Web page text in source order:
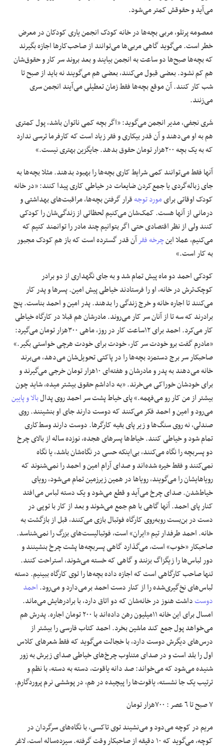
می‌آید و حقوقش کمتر می‌شود.
معصومه پرنلو، مربی بچه‌ها در خانه کودک انجمن یاری کودکان در معرض
خطر است. می‌گوید گاهی مربی‌ها می‌توانند از صاحب‌کارها اجازه بگیرند
که بچه‌ها صبح‌ها دو ساعت به انجمن بیایند و بعد بروند سر کار و حقوق‌شان
هم کم نشود. بعضی‌ قبول‌ می‌کنند، بعضی هم می‌گویند نه باید از صبح تا
شب کار کنند. آن موقع بچه‌ها فقط زمان تعطیلی می‌آیند انجمن سری
می‌زنند.
شَری نجفی، مدیر انجمن می‌گوید: «اگر بچه کمی ناتوان باشد، پول کمتری
هم به او می‌دهند و آن‌ قدر بیکاری و فقر زیاد است که کارفرما ترسی ندارد
که به یک بچه ٢٠٠‌هزار تومان حقوق بدهد. جایگزین بهتری نیست.»
آنها فقط می‌توانند کمی شرایط کاری بچه‌ها را بهبود بدهند. مثلا بچه‌ها به
جای زباله‌گردی یا جمع‌کردن ضایعات در خیاطی کاری پیدا کنند: «در خانه
کودک اوقاتی برایمورد توجهقرار گرفتن بچه‌ها، مراقبت‌های بهداشتی و
درمانی از آنها هست. کمک‌شان می‌کنیم لحظاتی از زندگی‌شان را کودکی
کنند ولی از نظر اقتصادی حتی اگر بتوانیم چند مادر را توانمند کنیم که
می‌کنیم، عملا اینچرخه فقرآن‌ قدر گسترده است که باز هم کودک مجبور
به کار است.»
کودکی احمد دو ماه پیش تمام شد و به جای نگهداری از دو برادر
کوچک‌ترش در خانه، او را فرستادند خیاطی پیش امین. پسرها و پدر کار
می‌کنند تا اجاره خانه و خرج زندگی را بدهند. پدر امین و احمد بناست. پنج‌
برادرند که سه تا از آنان سر کار می‌روند. مادرشان هم قبلا در کارگاه خیاطی
کار می‌کرد. احمد برای ١٢ساعت کار در روز، ماهی ٣٠٠‌هزار تومان می‌گیرد:
«مادرم گفت برو خودت سر کار، خودت برای خودت هرچی خواستی بگیر.»
صاحبکار سر برج دستمزد بچه‌ها را در پاکتی تحویل‌شان می‌دهد، می‌برند
خانه می‌دهند به پدر و مادرشان و هفته‌ای ١٠‌هزار تومان خرجی می‌گیرند و
برای خودشان خوراکی می‌خرند. «به داداشم حقوق بیشتر میده، شاید چون
بیشتر از من کار رو می‌فهمه.» پای خیاط پشت سر احمد روی پدالبالا و پایین
می‌رود و امین و احمد فکر می‌کنند که دوست دارند جای او بنشینند. روی
صندلی، نه روی سنگ‌ها و زیر پای بقیه کارگرها. دوست دارند وسط‌کاری
تمام شود و خیاطی کنند. خیاط‌ها پسرهای هجده، نوزده ساله از بالای چرخ
دو پسربچه را نگاه می‌کنند، بی‌اینکه حسی در نگاه‌شان باشد، یا نگاه
نمی‌کنند و فقط خیره شده‌اند و صدای آرام امین و احمد را نمی‌شنوند که
رویاهایشان را می‌گویند، رویاها در همین زیرزمین تمام می‌شود، رویای
خیاط‌شدن. صدای چرخ می‌آید و قطع می‌شود و یک دسته لباس می‌افتد
کنار پای احمد. آنها گاهی با هم جمع می‌شوند و بعد از کار با توپی در
دست در بن‌بست روبه‌روی کارگاه فوتبال بازی می‌کنند، قبل از بازگشت به
خانه. احمد طرفدار تیم «ایران» است، فوتبالیست‌های بزرگ را نمی‌شناسد.
صاحبکار «خوب» است، می‌گذارد گاهی پسربچه‌ها پشت چرخ بنشینند و
دور لباس‌ها را زیگزاگ بزنند و گاهی که خسته می‌شوند، استراحت‌ کنند.
تنها صاحب کارگاهی است که اجازه داده بچه‌ها را توی کارگاه ببینیم. دسته
لباس‌های نخ‌گیری‌شده را از کنار دست احمد برمی‌دارد و می‌رود.احمد
دوستداشت هنوز در خانه‌شان که دو اتاق دارد، با برادرهایش می‌ماند.
امسال برای این خانه ١١‌میلیون رهن داده‌اند با ٢٠٠ تومان اجاره. پدرش هم
می‌خواهد پول جمع کند ماشین بخرد. احمد کتاب فارسی را بیشتر از
درس‌های دیگرش دوست دارد، با خجالت می‌گوید که فقط شعرهای کلاس
اول را بلد است و در صدای متناوب چرخ‌های خیاطی صدای زیرش به زور
شنیده می‌شود که می‌خواند: صد دانه یاقوت، دسته به دسته، با نظم و
ترتیب یک جا نشسته، یاقوت‌ها را پیچیده در هم، در پوششی نرم پروردگارم.
٧ صبح تا ٦ عصر : ٧٠٠‌هزار تومان
مریم در کوچه می‌دود و می‌نشیند توی تاکسی، با نگاه‌های سرگردان در
کوچه، می‌گوید که ١٠ دقیقه از صاحبکار وقت گرفته. سیزده‌ساله است، لاغر